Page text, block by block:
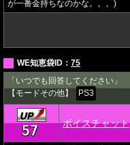
が一番金持ちなのかな。。。)
WE知恵袋ID： 75
「いつでも回答してください」
【モードその他】
PS3
★57 ボイスチャット